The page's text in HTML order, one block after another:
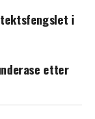
i
etter